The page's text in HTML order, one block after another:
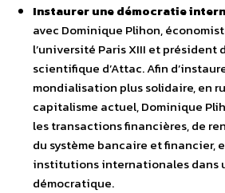
Instaurer une démocratie
avec Dominique Plihon,
l’université Paris XIII et président
scientifique d’Attac. Afin
mondialisation plus solidaire, en
capitalisme actuel, Dominique
les transactions financières, de
du système bancaire et financier,
institutions internationales dans
démocratique.